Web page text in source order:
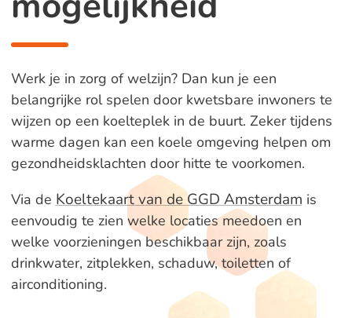
Werk je in zorg of welzijn? Dan kun je een
belangrijke rol spelen door kwetsbare inwoners te
wijzen op een koelteplek in de buurt. Zeker tijdens
warme dagen kan een koele omgeving helpen om
gezondheidsklachten door hitte te voorkomen.
Via de Koeltekaart van de GGD Amsterdam is
eenvoudig te zien welke locaties meedoen en
welke voorzieningen beschikbaar zijn, zoals
drinkwater, zitplekken, schaduw, toiletten of
airconditioning.